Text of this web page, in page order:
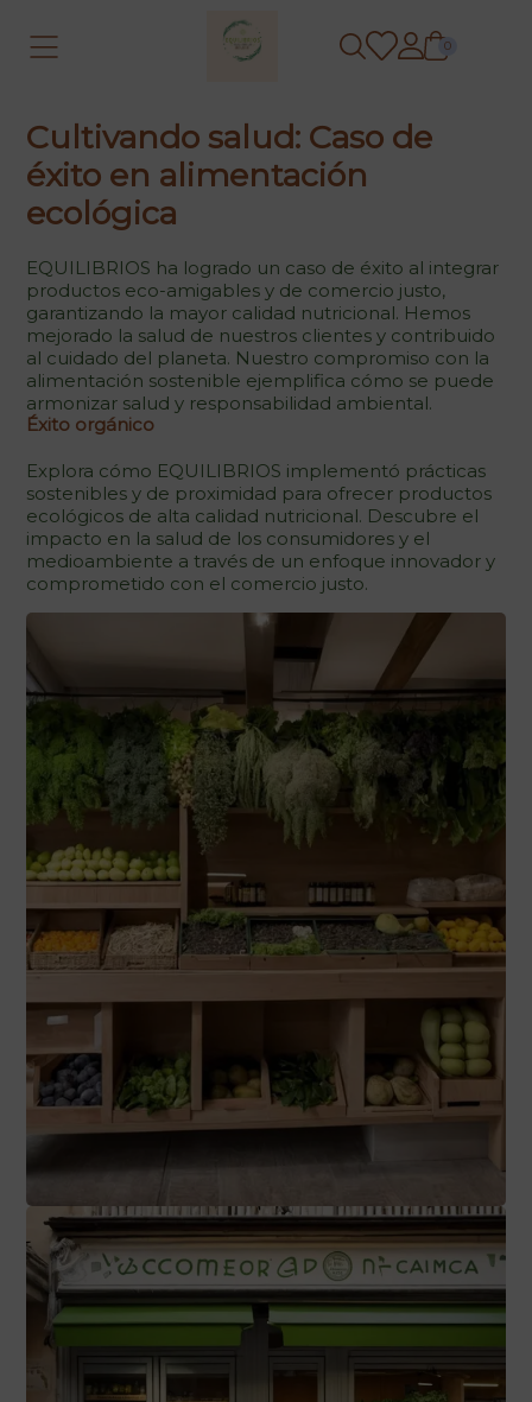
0
Cultivando salud: Caso de
éxito en alimentación
ecológica
EQUILIBRIOS ha logrado un caso de éxito al integrar
productos eco-amigables y de comercio justo,
garantizando la mayor calidad nutricional. Hemos
mejorado la salud de nuestros clientes y contribuido
al cuidado del planeta. Nuestro compromiso con la
alimentación sostenible ejemplifica cómo se puede
armonizar salud y responsabilidad ambiental.
Éxito orgánico
Explora cómo EQUILIBRIOS implementó prácticas
sostenibles y de proximidad para ofrecer productos
ecológicos de alta calidad nutricional. Descubre el
impacto en la salud de los consumidores y el
medioambiente a través de un enfoque innovador y
comprometido con el comercio justo.